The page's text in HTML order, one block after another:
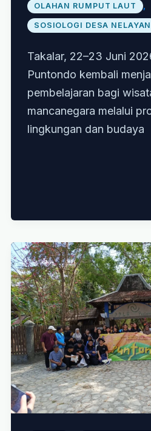
OLAHAN RUMPUT LAUT ,
SOSIOLOGI DESA NELAYAN
Takalar, 22–23 Juni
Puntondo kembali
pembelajaran bagi
mancanegara melalui
lingkungan dan budaya